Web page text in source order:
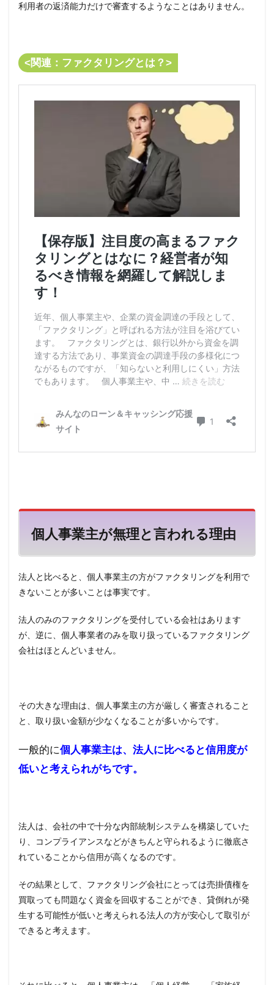
つの
信用
度の
高い
売掛
資金
の目
的と
審査
態度
4
ファ
クタ
グ会
社の
選び
方
専門
個人
主に
貸す
悪徳
に注
意
おす
すめ
のフ
ァク
6.1
ビー
ィン
ウィ
ット
のフ
ァク
ング
7
まと
利用者の返済能力だけで審査するようなことはありません。
<関連：ファクタリングとは？>
個人事業主が無理と言われる理由
法人と比べると、個人事業主の方がファクタリングを利用で
きないことが多いことは事実です。
法人のみのファクタリングを受付している会社はあります
が、逆に、個人事業者のみを取り扱っているファクタリング
会社はほとんどいません。
その大きな理由は、個人事業主の方が厳しく審査されること
と、取り扱い金額が少なくなることが多いからです。
一般的に個人事業主は、法人に比べると信用度が
低いと考えられがちです。
法人は、会社の中で十分な内部統制システムを構築していた
り、コンプライアンスなどがきちんと守られるように徹底さ
れていることから信用が高くなるのです。
その結果として、ファクタリング会社にとっては売掛債権を
買取っても問題なく資金を回収することができ、貸倒れが発
生する可能性が低いと考えられる法人の方が安心して取引が
できると考えます。